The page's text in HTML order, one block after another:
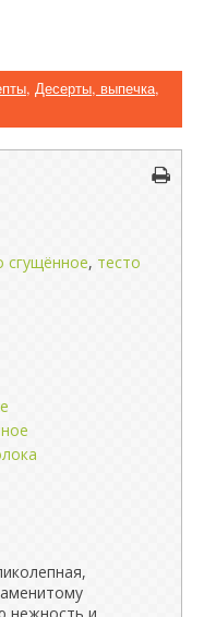
, Десерты, выпечка,
сгущённое, тесто